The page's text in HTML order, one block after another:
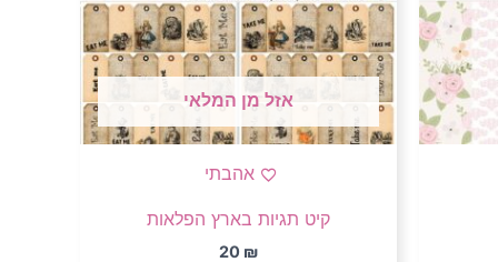
אזל מן המלאי
אהבתי
קיט תגיות בארץ הפלאות
20 ₪